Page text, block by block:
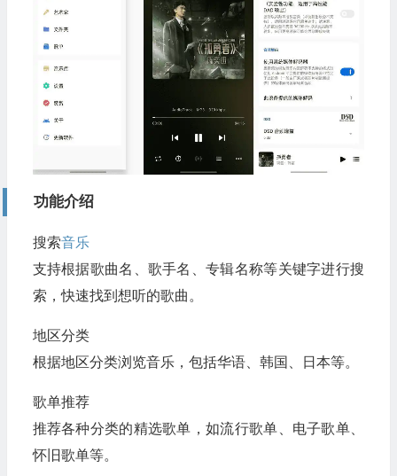
功能介绍
搜索音乐
支持根据歌曲名、歌手名、专辑名称等关键字进行搜
索，快速找到想听的歌曲。
地区分类
根据地区分类浏览音乐，包括华语、韩国、日本等。
歌单推荐
推荐各种分类的精选歌单，如流行歌单、电子歌单、
怀旧歌单等。